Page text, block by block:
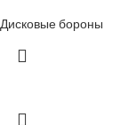
Дисковые бороны